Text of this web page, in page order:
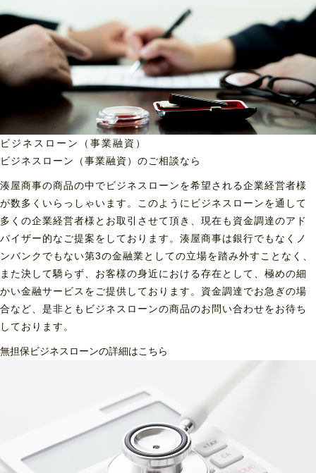
ビジネスローン（事業融資）
ビジネスローン（事業融資）のご相談なら
湊屋商事の商品の中でビジネスローンを希望される企業経営者様
が数多くいらっしゃいます。このようにビジネスローンを通して
多くの企業経営者様とお取引させて頂き、現在も資金調達のアド
バイザー的なご提案をしております。湊屋商事は銀行でもなくノ
ンバンクでもない第3の金融業としての立場を踏み外すことなく、
また決して驕らず、お客様の身近における存在として、極めの細
かい金融サービスをご提供しております。資金調達でお急ぎの場
合など、是非ともビジネスローンの商品のお問い合わせをお待ち
しております。
無担保ビジネスローンの詳細はこちら